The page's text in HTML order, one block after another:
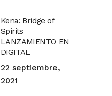
Kena: Bridge of
Spirits
LANZAMIENTO EN
DIGITAL
22 septiembre,
2021